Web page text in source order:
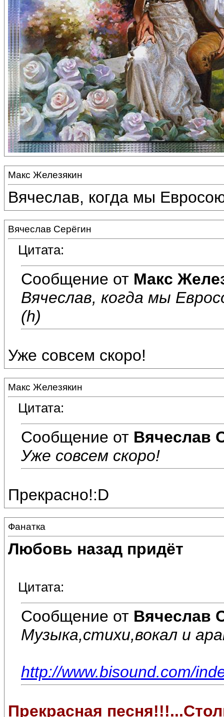
Макс Железякин
Вячеслав, когда мы
Вячеслав Серёгин
Цитата:
Сообщение от Макс
Вячеслав, когда мы
(h)
Уже совсем скоро!
Макс Железякин
Цитата:
Сообщение от Вячеслав
Уже совсем скоро!
Прекрасно!:D
Фанатка
Любовь назад придёт
Цитата:
Сообщение от Вячеслав
Музыка,стихи,вокал и
http://www.bisound.com/
Прекрасная